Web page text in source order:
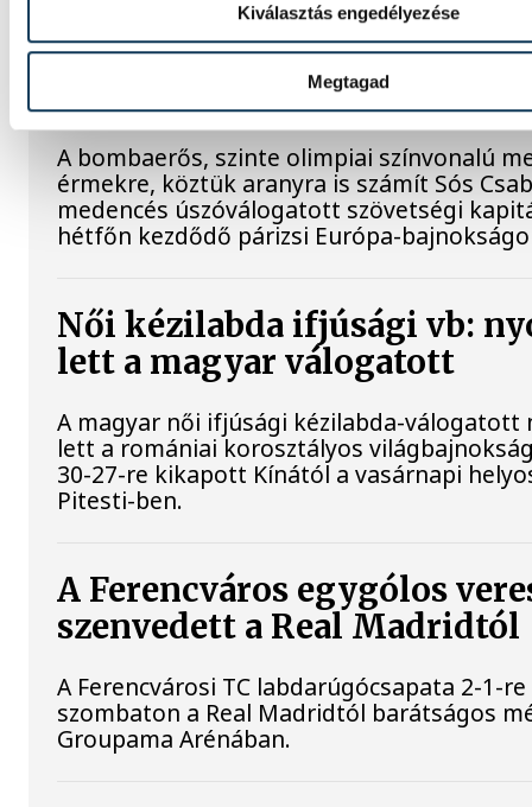
Kiválasztás engedélyezése
Megtagad
Vizes Eb: bombaerős
aranyesélyek a medencés
A bombaerős, szinte olimpiai színvonalú
érmekre, köztük aranyra is számít Sós
medencés úszóválogatott szövetségi
hétfőn kezdődő párizsi Európa-
Női kézilabda ifjúsági vb:
lett a magyar válogatott
A magyar női ifjúsági kézilabda-válogatott
lett a romániai korosztályos
30-27-re kikapott Kínától a vasárnapi
Pitesti-ben.
A Ferencváros egygólos
szenvedett a Real Madridtól
A Ferencvárosi TC labdarúgócsapata 2-1-
szombaton a Real Madridtól barátságos
Groupama Arénában.